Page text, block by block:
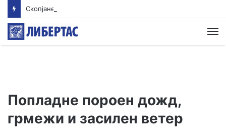
Попладне пороен дожд,
грмежи и засилен ветер